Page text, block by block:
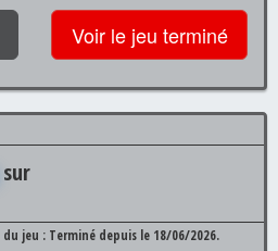
Voir le jeu terminé
sur
du jeu : Terminé depuis le 18/06/2026.